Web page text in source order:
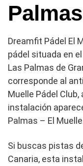
Palmas
Dreamfit Pádel El
pádel situada en
Las Palmas de
corresponde al
Muelle Pádel
instalación
Palmas – El
Si buscas pistas
Canaria, esta